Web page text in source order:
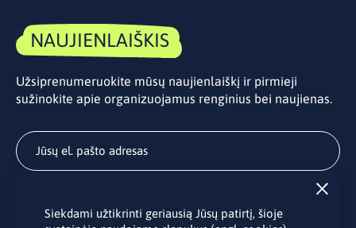
NAUJIENLAIŠKIS
Užsiprenumeruokite mūsų naujienlaiškį ir pirmieji
sužinokite apie organizuojamus renginius bei naujienas.
Siekdami užtikrinti geriausią Jūsų patirtį, šioje